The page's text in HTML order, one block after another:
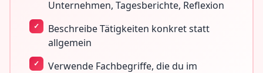
Unternehmen, Tagesberichte, Reflexion
Beschreibe Tätigkeiten konkret statt
allgemein
Verwende Fachbegriffe, die du im